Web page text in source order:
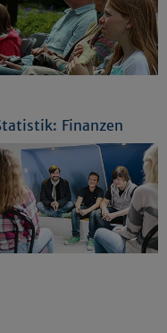
Finanzen